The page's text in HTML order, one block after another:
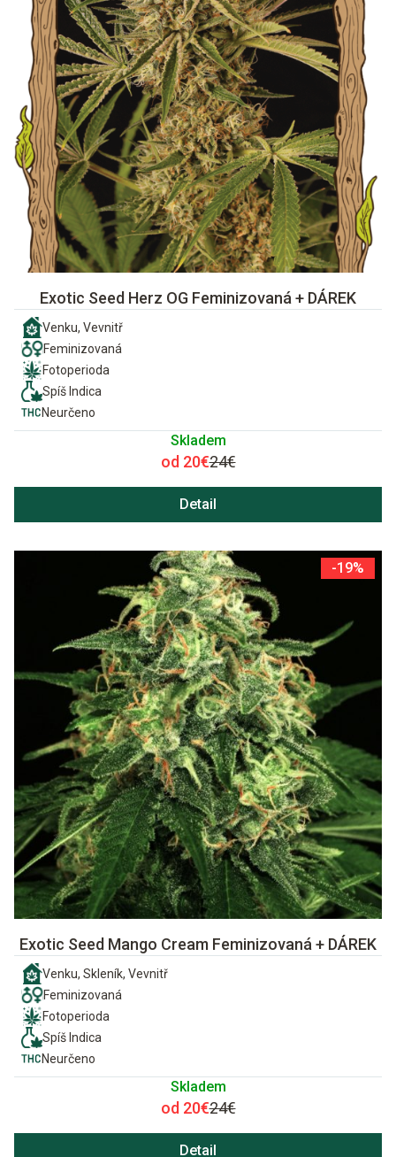
Exotic Seed Herz OG Feminizovaná + DÁREK
Venku, Vevnitř
Feminizovaná
Fotoperioda
Spíš Indica
Neurčeno
Skladem
od 20€24€
Detail
-19%
Exotic Seed Mango Cream Feminizovaná + DÁREK
Venku, Skleník, Vevnitř
Feminizovaná
Fotoperioda
Spíš Indica
Neurčeno
Skladem
od 20€24€
Detail